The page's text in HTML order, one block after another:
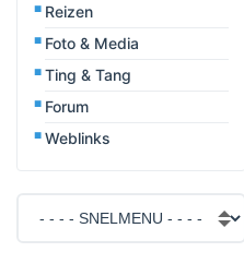
Reizen
Foto & Media
Ting & Tang
Forum
Weblinks